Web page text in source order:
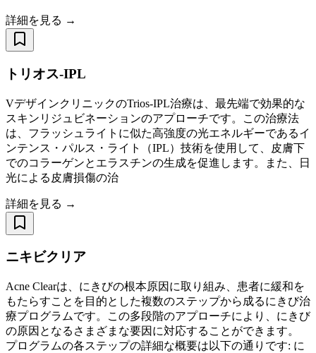
詳細を見る →
トリオス-IPL
VデザインクリニックのTrios-IPL治療は、最先端で効果的な
スキンリジュビネーションのアプローチです。この治療法
は、フラッシュライトに似た高強度の光エネルギーであるイ
ンテンス・パルス・ライト（IPL）技術を使用して、皮膚下
でのコラーゲンとエラスチンの生成を促進します。また、日
光による皮膚損傷の治
詳細を見る →
ニキビクリア
Acne Clearは、にきびの根本原因に取り組み、患者に緩和を
もたらすことを目的とした複数のステップから成るにきび治
療プログラムです。この多段階のアプローチにより、にきび
の原因となるさまざまな要因に対応することができます。
プログラムの各ステップの詳細な概要は以下の通りです: に